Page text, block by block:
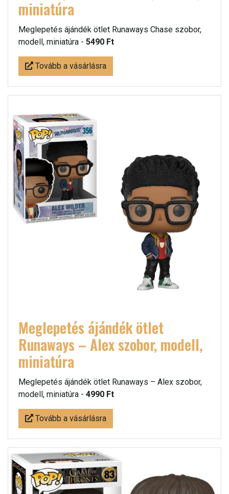
miniatúra
Meglepetés ájándék ötlet Runaways Chase szobor,
modell, miniatúra - 5490 Ft
Tovább a vásárlásra
Meglepetés ájándék ötlet
Runaways – Alex szobor, modell,
miniatúra
Meglepetés ájándék ötlet Runaways – Alex szobor,
modell, miniatúra - 4990 Ft
Tovább a vásárlásra